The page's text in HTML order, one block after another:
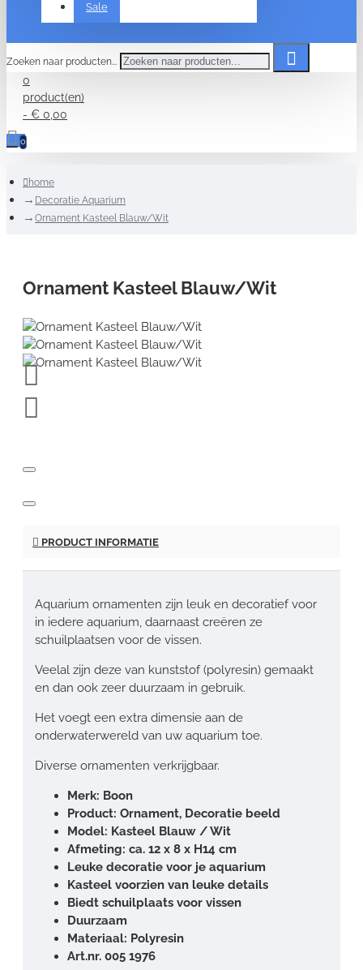
Sale
Zoeken naar producten...
0
product(en)
- € 0,00
0
home
Decoratie Aquarium
Ornament Kasteel Blauw/Wit
Ornament Kasteel Blauw/Wit
PRODUCT INFORMATIE
Aquarium ornamenten zijn leuk en decoratief voor
in iedere aquarium, daarnaast creëren ze
schuilplaatsen voor de vissen.
Veelal zijn deze van kunststof (polyresin) gemaakt
en dan ook zeer duurzaam in gebruik.
Het voegt een extra dimensie aan de
onderwaterwereld van uw aquarium toe.
Diverse ornamenten verkrijgbaar.
Merk: Boon
Product: Ornament, Decoratie beeld
Model: Kasteel Blauw / Wit
Afmeting: ca. 12 x 8 x H14 cm
Leuke decoratie voor je aquarium
Kasteel voorzien van leuke details
Biedt schuilplaats voor vissen
Duurzaam
Materiaal: Polyresin
Art.nr. 005 1976